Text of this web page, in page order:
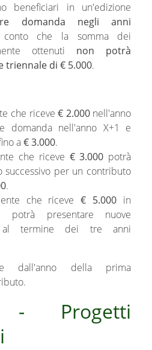
beneficiari in un'edizione
domanda negli anni
che la somma dei
ottenuti non potrà
triennale di € 5.000.
che riceve€ 2.000nell'anno
domanda nell'anno X+1 e
a€ 3.000.
che riceve € 3.000 potrà
successivo per un contributo
.
che riceve€ 5.000 in
potrà presentare nuove
al termine dei tre anni
dall'anno della prima
Progetti